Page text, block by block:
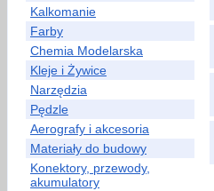
Kalkomanie
Farby
Chemia Modelarska
Kleje i Żywice
Narzędzia
Pędzle
Aerografy i akcesoria
Materiały do budowy
Konektory, przewody,
akumulatory